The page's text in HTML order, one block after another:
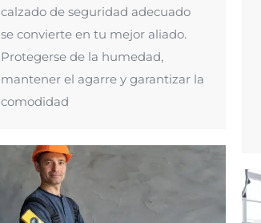
calzado de seguridad adecuado
se convierte en tu mejor aliado.
Protegerse de la humedad,
mantener el agarre y garantizar la
comodidad